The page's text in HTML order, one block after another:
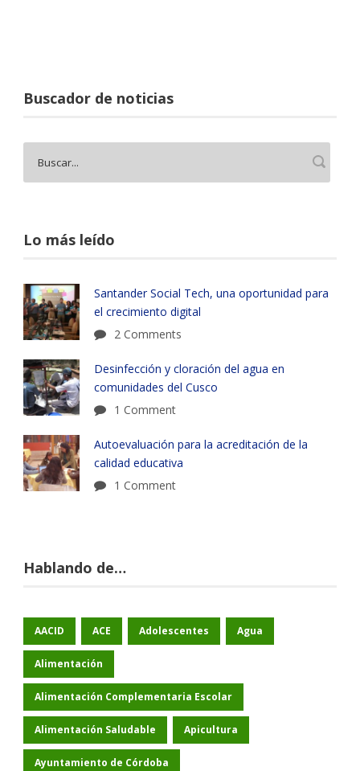
Buscador de noticias
Lo más leído
Santander Social Tech, una oportunidad para
el crecimiento digital
2 Comments
Desinfección y cloración del agua en
comunidades del Cusco
1 Comment
Autoevaluación para la acreditación de la
calidad educativa
1 Comment
Hablando de…
AACID ACE Adolescentes Agua
Alimentación
Alimentación Complementaria Escolar
Alimentación Saludable Apicultura
Ayuntamiento de Córdoba